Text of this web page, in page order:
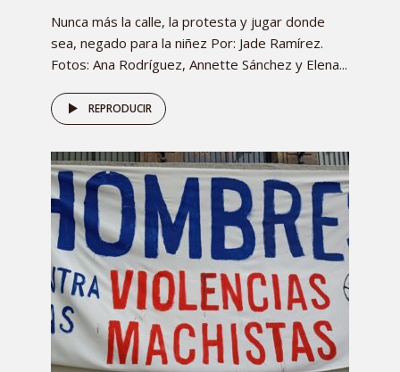
Nunca más la calle, la protesta y jugar donde
sea, negado para la niñez Por: Jade Ramírez.
Fotos: Ana Rodríguez, Annette Sánchez y Elena...
REPRODUCIR